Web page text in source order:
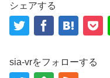
シェアする
sia-vrをフォローする